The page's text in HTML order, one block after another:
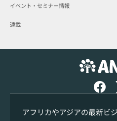
イベント・セミナー情報
連載
アフリカやアジアの最新ビ